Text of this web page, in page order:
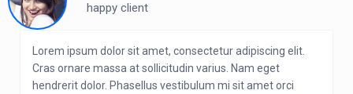
happy client
Lorem ipsum dolor sit amet, consectetur adipiscing elit.
Cras ornare massa at sollicitudin varius. Nam eget
hendrerit dolor. Phasellus vestibulum mi sit amet orci